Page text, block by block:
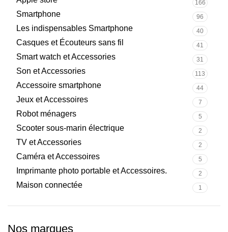
166
Smartphone 96
Les indispensables Smartphone 40
Casques et Écouteurs sans fil 41
Smart watch et Accessories 31
Son et Accessories 113
Accessoire smartphone 44
Jeux et Accessoires 7
Robot ménagers 5
Scooter sous-marin électrique 2
TV et Accessories 2
Caméra et Accessoires 5
Imprimante photo portable et Accessoires. 2
Maison connectée 1
Nos marques